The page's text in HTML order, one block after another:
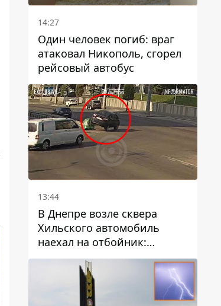
14:27
Один человек погиб: враг
атаковал Никополь, сгорел
рейсовый автобус
13:44
В Днепре возле сквера
Хильского автомобиль
наехал на отбойник:
момент происшествия